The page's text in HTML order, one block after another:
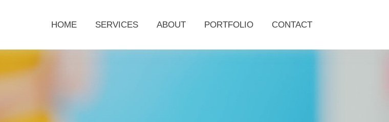
HOME SERVICES ABOUT PORTFOLIO CONTACT